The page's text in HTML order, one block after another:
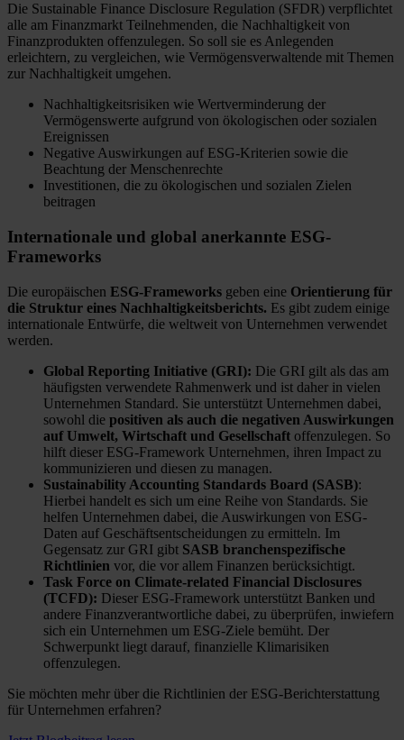
Die Sustainable Finance Disclosure Regulation (SFDR) verpflichtet
alle am Finanzmarkt Teilnehmenden, die Nachhaltigkeit von
Finanzprodukten offenzulegen. So soll sie es Anlegenden
erleichtern, zu vergleichen, wie Vermögensverwaltende mit Themen
zur Nachhaltigkeit umgehen.
Nachhaltigkeitsrisiken wie Wertverminderung der
Vermögenswerte aufgrund von ökologischen oder sozialen
Ereignissen
Negative Auswirkungen auf ESG-Kriterien sowie die
Beachtung der Menschenrechte
Investitionen, die zu ökologischen und sozialen Zielen
beitragen
Internationale und global anerkannte ESG-
Frameworks
Die europäischen ESG-Frameworks geben eine Orientierung für
die Struktur eines Nachhaltigkeitsberichts. Es gibt zudem einige
internationale Entwürfe, die weltweit von Unternehmen verwendet
werden.
Global Reporting Initiative (GRI): Die GRI gilt als das am
häufigsten verwendete Rahmenwerk und ist daher in vielen
Unternehmen Standard. Sie unterstützt Unternehmen dabei,
sowohl die positiven als auch die negativen Auswirkungen
auf Umwelt, Wirtschaft und Gesellschaft offenzulegen. So
hilft dieser ESG-Framework Unternehmen, ihren Impact zu
kommunizieren und diesen zu managen.
Sustainability Accounting Standards Board (SASB):
Hierbei handelt es sich um eine Reihe von Standards. Sie
helfen Unternehmen dabei, die Auswirkungen von ESG-
Daten auf Geschäftsentscheidungen zu ermitteln. Im
Gegensatz zur GRI gibt SASB branchenspezifische
Richtlinien vor, die vor allem Finanzen berücksichtigt.
Task Force on Climate-related Financial Disclosures
(TCFD): Dieser ESG-Framework unterstützt Banken und
andere Finanzverantwortliche dabei, zu überprüfen, inwiefern
sich ein Unternehmen um ESG-Ziele bemüht. Der
Schwerpunkt liegt darauf, finanzielle Klimarisiken
offenzulegen.
Sie möchten mehr über die Richtlinien der ESG-Berichterstattung
für Unternehmen erfahren?